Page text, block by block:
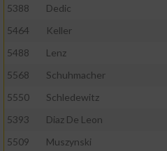
5388 Dedic
5464
Keller
5488
Lenz
5568
Schuhmacher
5550
Schledewitz
5393
Diaz De Leon
5509
Muszynski